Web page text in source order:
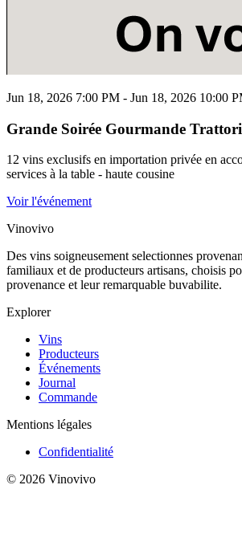
Jun 18, 2026 7:00 PM - Jun 18, 2026 10:00
Grande Soirée Gourmande
12 vins exclusifs en importation privée en
services à la table - haute cousine
Voir l'événement
Vinovivo
Des vins soigneusement selectionnes
familiaux et de producteurs artisans, choisis
provenance et leur remarquable buvabilite.
Explorer
Vins
Producteurs
Événements
Journal
Commande
Mentions légales
Confidentialité
© 2026 Vinovivo